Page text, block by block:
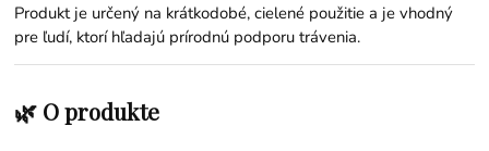
Produkt je určený na krátkodobé, cielené použitie a je vhodný
pre ľudí, ktorí hľadajú prírodnú podporu trávenia.
🌿 O produkte